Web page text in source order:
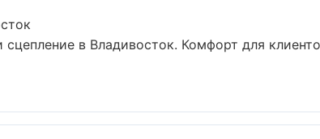
в Владивосток. Комфорт для